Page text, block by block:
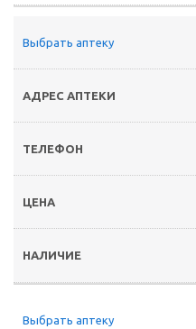
Выбрать аптеку
Выбрать аптеку